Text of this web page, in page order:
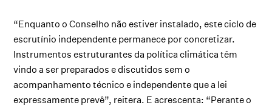
“Enquanto o Conselho não estiver instalado, este ciclo de
escrutínio independente permanece por concretizar.
Instrumentos estruturantes da política climática têm
vindo a ser preparados e discutidos sem o
acompanhamento técnico e independente que a lei
expressamente prevê”, reitera. E acrescenta: “Perante o